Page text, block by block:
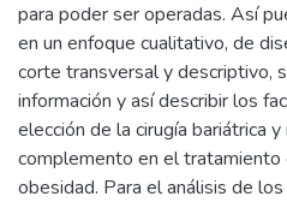
para poder ser operadas. Así
en un enfoque cualitativo, de
corte transversal y descriptivo,
información y así describir los
elección de la cirugía bariátrica
complemento en el
obesidad. Para el análisis de